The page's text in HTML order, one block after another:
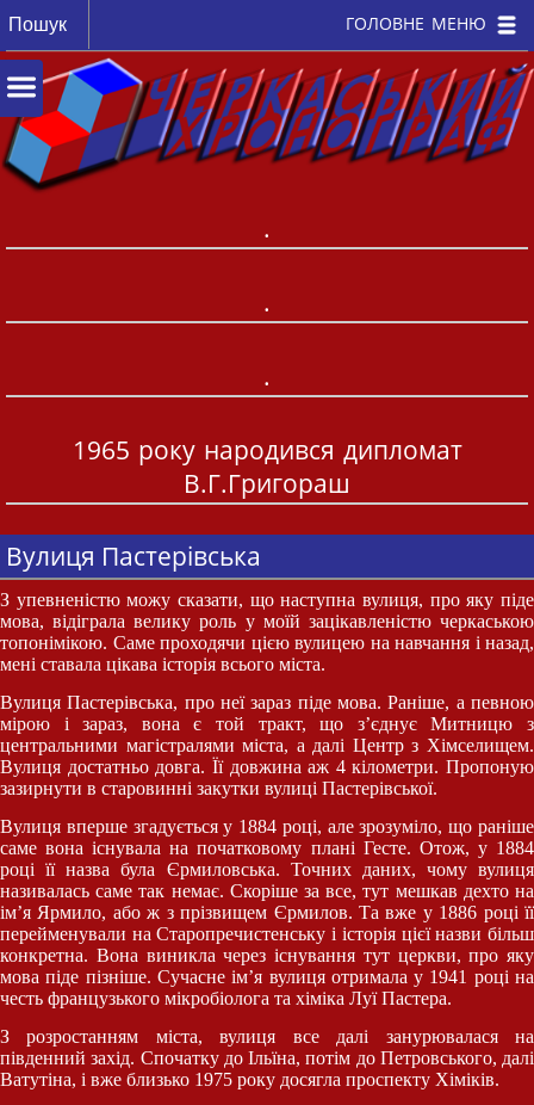
ГОЛОВНЕ МЕНЮ
.
.
.
1965 року народився дипломат
В.Г.Григораш
Вулиця Пастерівська
З упевненістю можу сказати, що наступна вулиця, про яку піде
мова, відіграла велику роль у моїй зацікавленістю черкаською
топонімікою. Саме проходячи цією вулицею на навчання і назад,
мені ставала цікава історія всього міста.
Вулиця Пастерівська, про неї зараз піде мова. Раніше, а певною
мірою і зараз, вона є той тракт, що з’єднує Митницю з
центральними магістралями міста, а далі Центр з Хімселищем.
Вулиця достатньо довга. Її довжина аж 4 кілометри. Пропоную
зазирнути в старовинні закутки вулиці Пастерівської.
Вулиця вперше згадується у 1884 році, але зрозуміло, що раніше
саме вона існувала на початковому плані Гесте. Отож, у 1884
році її назва була Єрмиловська. Точних даних, чому вулиця
називалась саме так немає. Скоріше за все, тут мешкав дехто на
ім’я Ярмило, або ж з прізвищем Єрмилов. Та вже у 1886 році її
перейменували на Старопречистенську і історія цієї назви більш
конкретна. Вона виникла через існування тут церкви, про яку
мова піде пізніше. Сучасне ім’я вулиця отримала у 1941 році на
честь французького мікробіолога та хіміка Луї Пастера.
З розростанням міста, вулиця все далі занурювалася на
південний захід. Спочатку до Ільїна, потім до Петровського, далі
Ватутіна, і вже близько 1975 року досягла проспекту Хіміків.